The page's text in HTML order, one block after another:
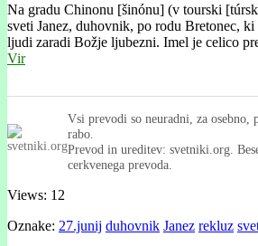
Na gradu Chinonu [šinónu] (v tourski
sveti Janez, duhovnik, po rodu Bretonec,
ljudi zaradi Božje ljubezni. Imel je celico
Vir
Vsi prevodi so neuradni, za osebno,
rabo.
Prevod in ureditev: svetniki.org.
cerkvenega prevoda.
Views: 12
Oznake: 27.junij duhovnik Janez rekluz